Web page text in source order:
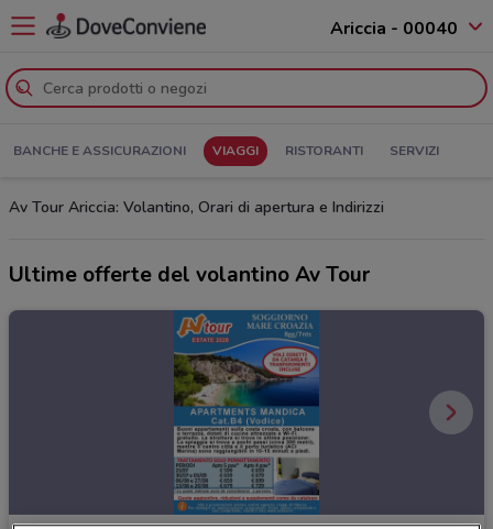
Ariccia - 00040
BANCHE E ASSICURAZIONI VIAGGI RISTORANTI SERVIZI
Av Tour Ariccia: Volantino, Orari di apertura e Indirizzi
Ultime offerte del volantino Av Tour